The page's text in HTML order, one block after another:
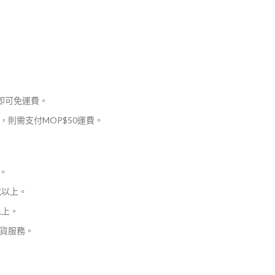
免運費。
則需支付MOP$50運費。
上。
。
服務。